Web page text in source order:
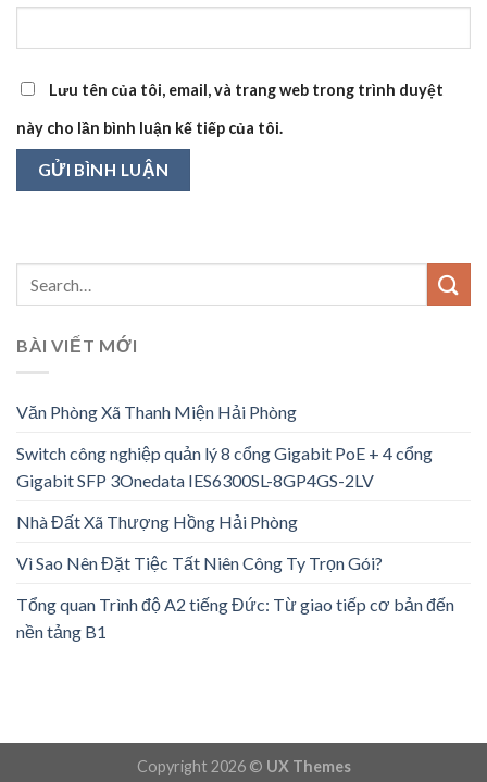
Lưu tên của tôi, email, và trang web trong trình duyệt
này cho lần bình luận kế tiếp của tôi.
BÀI VIẾT MỚI
Văn Phòng Xã Thanh Miện Hải Phòng
Switch công nghiệp quản lý 8 cổng Gigabit PoE + 4 cổng
Gigabit SFP 3Onedata IES6300SL-8GP4GS-2LV
Nhà Đất Xã Thượng Hồng Hải Phòng
Vì Sao Nên Đặt Tiệc Tất Niên Công Ty Trọn Gói?
Tổng quan Trình độ A2 tiếng Đức: Từ giao tiếp cơ bản đến
nền tảng B1
Copyright 2026 © UX Themes